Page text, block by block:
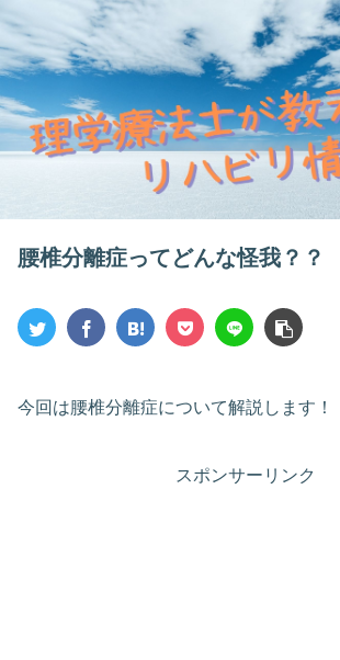
腰椎分離症ってどんな怪我？？
今回は腰椎分離症について解説します！
スポンサーリンク